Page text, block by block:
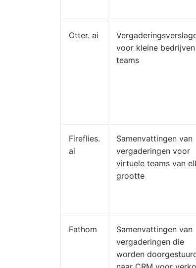
Otter. ai
voor kleine
teams
Fireflies.
ai
Samenvattingen van
vergaderingen voor
virtuele teams van
grootte
Fathom
Samenvattingen van
vergaderingen die
worden